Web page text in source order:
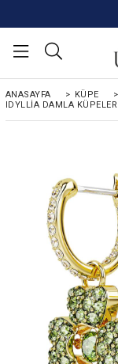
ANASAYFA > KÜPE
>
IDYLLIA DAMLA